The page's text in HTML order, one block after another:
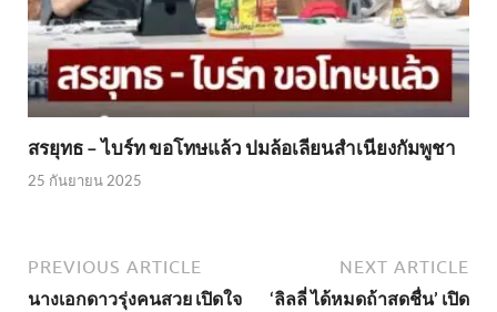
สรยุทธ – ไบร์ท ขอโทษแล้ว ปมล้อเลียนสำเนียงกัมพูชา
25 กันยายน 2025
PREVIOUS ARTICLE
นางเอกดาวรุ่งคนสวย เปิดใจ
NEXT ARTICLE
‘ลิลลี่ ได้หมดถ้าสดชื่น’ เปิด